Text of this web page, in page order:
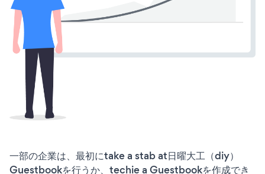
一部の企業は、最初にtake a stab at日曜大工（diy）
Guestbookを行うか、techie a Guestbookを作成でき